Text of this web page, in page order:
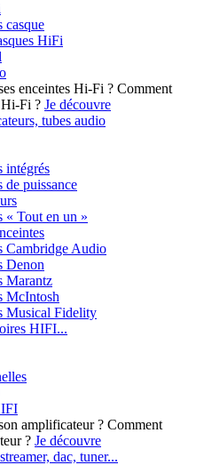
casque
HiFi
Comment
Hi-Fi ? Je découvre
tubes audio
intégrés
puissance
« Tout en un »
Cambridge Audio
Denon
Marantz
McIntosh
Musical Fidelity
HIFI...
Comment
? Je découvre
dac, tuner...